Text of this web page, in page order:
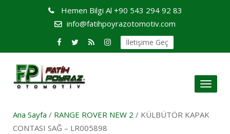
Hemen Bilgi Al +90 543 294 92 83
info@fatihpoyrazotomotiv.com
İletişime Geç
Toggle
Ana Sayfa / RANGE ROVER NEW 2 / KÜLBÜTÖR KAPAK
CONTASI SAĞ – LR005898